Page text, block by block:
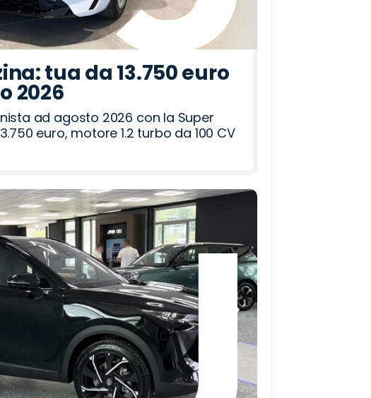
tua da 13.750 euro
2026
ad agosto 2026 con la Super
euro, motore 1.2 turbo da 100 CV